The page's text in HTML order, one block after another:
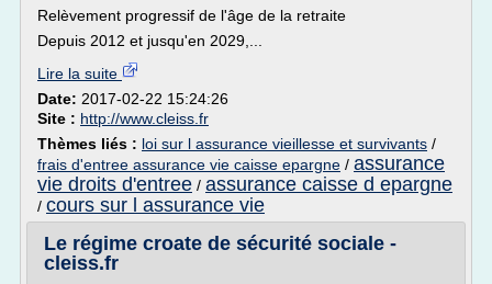
Relèvement progressif de l'âge de la retraite
Depuis 2012 et jusqu'en 2029,...
Lire la suite
Date: 2017-02-22 15:24:26
Site : http://www.cleiss.fr
Thèmes liés : loi sur l assurance vieillesse et survivants /
frais d'entree assurance vie caisse epargne / assurance
vie droits d'entree / assurance caisse d epargne
/ cours sur l assurance vie
Le régime croate de sécurité sociale -
cleiss.fr